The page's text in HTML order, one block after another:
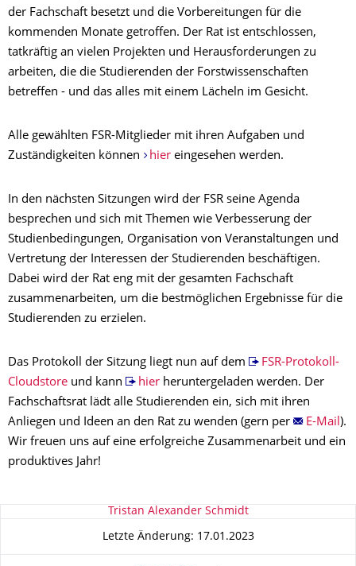
der Fachschaft besetzt und die Vorbereitungen für die
kommenden Monate getroffen. Der Rat ist entschlossen,
tatkräftig an vielen Projekten und Herausforderungen zu
arbeiten, die die Studierenden der Forstwissenschaften
betreffen - und das alles mit einem Lächeln im Gesicht.
Alle gewählten FSR-Mitglieder mit ihren Aufgaben und
Zuständigkeiten können
hiereingesehen werden.
In den nächsten Sitzungen wird der FSR seine Agenda
besprechen und sich mit Themen wie Verbesserung der
Studienbedingungen, Organisation von Veranstaltungen und
Vertretung der Interessen der Studierenden beschäftigen.
Dabei wird der Rat eng mit der gesamten Fachschaft
zusammenarbeiten, um die bestmöglichen Ergebnisse für die
Studierenden zu erzielen.
Das Protokoll der Sitzung liegt nun auf dem
FSR-Protokoll-
Cloudstore und kann hierheruntergeladen werden. Der
Fachschaftsrat lädt alle Studierenden ein, sich mit ihren
Anliegen und Ideen an den Rat zu wenden (gern per
E-Mail).
Wir freuen uns auf eine erfolgreiche Zusammenarbeit und ein
produktives Jahr!
Zu dieser SeiteTristan Alexander Schmidt
Letzte Änderung: 17.01.2023